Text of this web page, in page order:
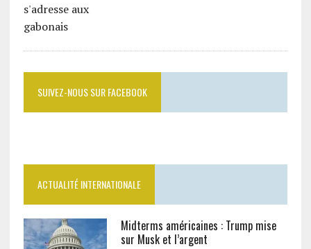
SUIVEZ-NOUS SUR FACEBOOK
ACTUALITÉ INTERNATIONALE
Midterms américaines : Trump mise
sur Musk et l’argent